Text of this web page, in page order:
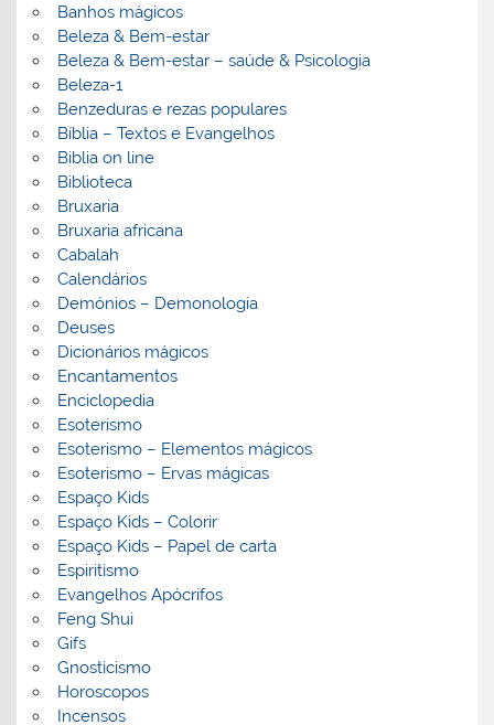
Banhos mágicos
Beleza & Bem-estar
Beleza & Bem-estar – saúde & Psicologia
Beleza-1
Benzeduras e rezas populares
Bíblia – Textos e Evangelhos
Biblia on line
Biblioteca
Bruxaria
Bruxaria africana
Cabalah
Calendários
Demónios – Demonologia
Deuses
Dicionários mágicos
Encantamentos
Enciclopedia
Esoterismo
Esoterismo – Elementos mágicos
Esoterismo – Ervas mágicas
Espaço Kids
Espaço Kids – Colorir
Espaço Kids – Papel de carta
Espiritismo
Evangelhos Apócrifos
Feng Shui
Gifs
Gnosticismo
Horoscopos
Incensos